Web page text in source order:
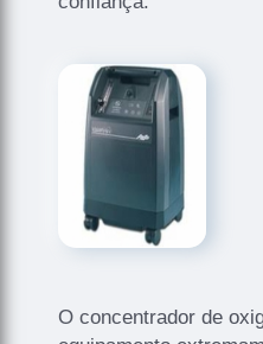
O concentrador de